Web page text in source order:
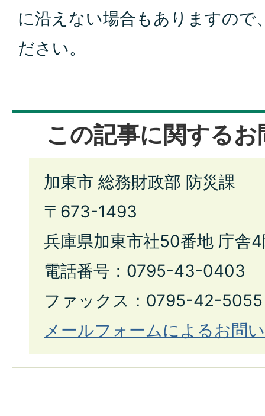
に沿えない場合もありますので
ださい。
この記事に関する
加東市 総務財政部 防災課
〒673-1493
兵庫県加東市社50番地 庁舎
電話番号：0795-43-0403
ファックス：0795-42-5055
メールフォームによるお問